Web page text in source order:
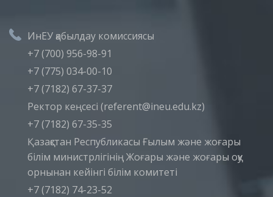
ИнЕУ қабылдау комиссиясы
+7 (700) 956-98-91
+7 (775) 034-00-10
+7 (7182) 67-37-37
Ректор кеңсесі (referent@ineu.edu.kz)
+7 (7182) 67-35-35
Қазақстан Республикасы Ғылым және жоғары
білім министрлігінің Жоғары және жоғары оқу
орнынан кейінгі білім комитеті
+7 (7182) 74-23-52